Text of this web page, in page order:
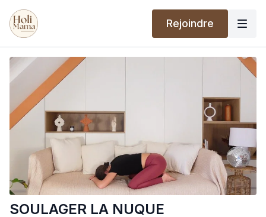
Rejoindre
SOULAGER LA NUQUE